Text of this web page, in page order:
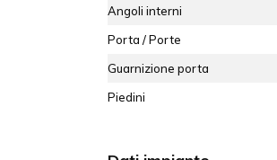
Angoli interni
Porta / Porte
Guarnizione porta
Piedini